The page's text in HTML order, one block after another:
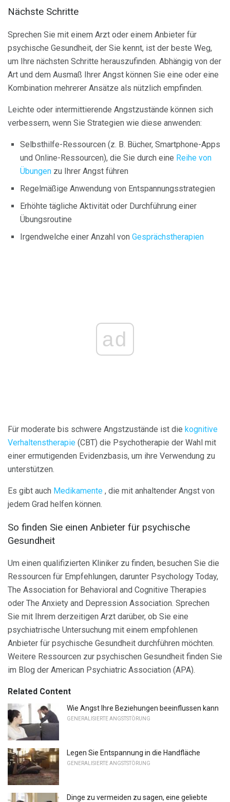
Nächste Schritte
Sprechen Sie mit einem Arzt oder einem Anbieter für
psychische Gesundheit, der Sie kennt, ist der beste Weg,
um Ihre nächsten Schritte herauszufinden. Abhängig von der
Art und dem Ausmaß Ihrer Angst können Sie eine oder eine
Kombination mehrerer Ansätze als nützlich empfinden.
Leichte oder intermittierende Angstzustände können sich
verbessern, wenn Sie Strategien wie diese anwenden:
Selbsthilfe-Ressourcen (z. B. Bücher, Smartphone-Apps
und Online-Ressourcen), die Sie durch eine Reihe von
Übungen zu Ihrer Angst führen
Regelmäßige Anwendung von Entspannungsstrategien
Erhöhte tägliche Aktivität oder Durchführung einer
Übungsroutine
Irgendwelche einer Anzahl von Gesprächstherapien
ad
Für moderate bis schwere Angstzustände ist die kognitive
Verhaltenstherapie (CBT) die Psychotherapie der Wahl mit
einer ermutigenden Evidenzbasis, um ihre Verwendung zu
unterstützen.
Es gibt auch Medikamente , die mit anhaltender Angst von
jedem Grad helfen können.
So finden Sie einen Anbieter für psychische
Gesundheit
Um einen qualifizierten Kliniker zu finden, besuchen Sie die
Ressourcen für Empfehlungen, darunter Psychology Today,
The Association for Behavioral and Cognitive Therapies
oder The Anxiety and Depression Association. Sprechen
Sie mit Ihrem derzeitigen Arzt darüber, ob Sie eine
psychiatrische Untersuchung mit einem empfohlenen
Anbieter für psychische Gesundheit durchführen möchten.
Weitere Ressourcen zur psychischen Gesundheit finden Sie
im Blog der American Psychiatric Association (APA).
Related Content
Wie Angst Ihre Beziehungen beeinflussen kann
GENERALISIERTE ANGSTSTÖRUNG
Legen Sie Entspannung in die Handfläche
GENERALISIERTE ANGSTSTÖRUNG
Dinge zu vermeiden zu sagen, eine geliebte